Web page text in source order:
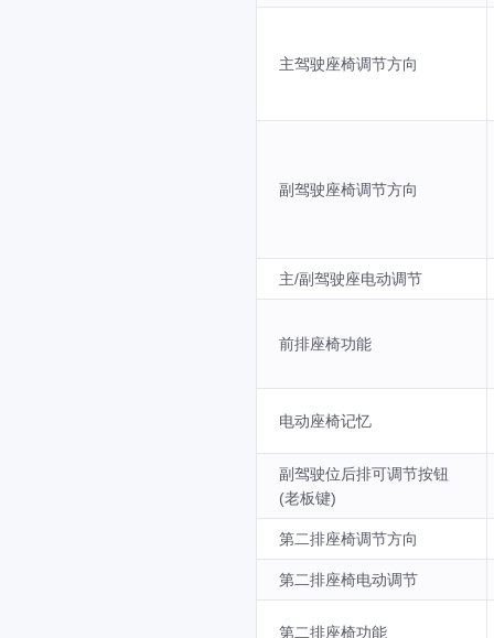
主驾驶座椅调节方向
副驾驶座椅调节方向
主/副驾驶座电动调节
前排座椅功能
电动座椅记忆
副驾驶位后排可调节按钮
(老板键)
第二排座椅调节方向
第二排座椅电动调节
第二排座椅功能